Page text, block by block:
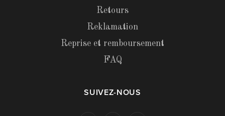
Retours
Reklamation
Reprise et remboursement
FAQ
SUIVEZ-NOUS